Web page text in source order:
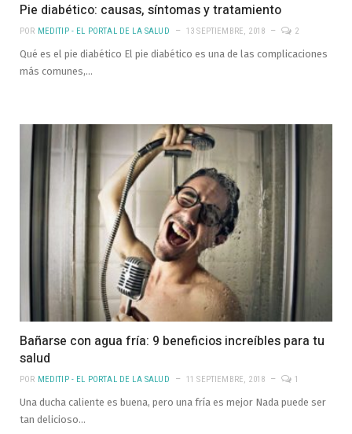
Pie diabético: causas, síntomas y tratamiento
POR MEDITIP - EL PORTAL DE LA SALUD 13 SEPTIEMBRE, 2018 2
Qué es el pie diabético El pie diabético es una de las complicaciones
más comunes,…
Bañarse con agua fría: 9 beneficios increíbles para tu
salud
POR MEDITIP - EL PORTAL DE LA SALUD 11 SEPTIEMBRE, 2018 1
Una ducha caliente es buena, pero una fría es mejor Nada puede ser
tan delicioso…